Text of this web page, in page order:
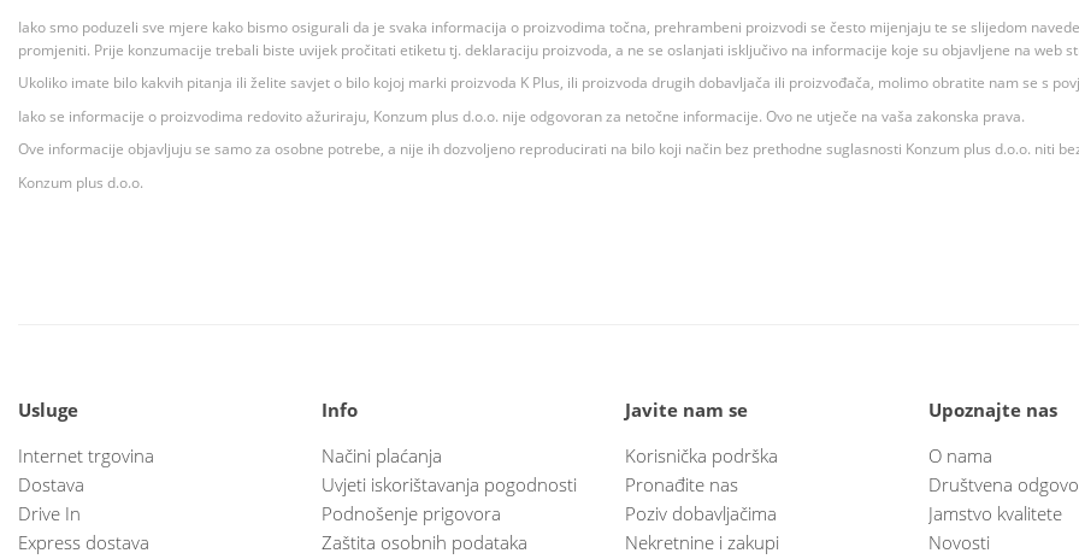
Iako smo poduzeli sve mjere kako bismo osigurali da je svaka informacija o proizvodima točna, prehrambeni proizvodi se često mijenjaju te se slijedom
promjeniti. Prije konzumacije trebali biste uvijek pročitati etiketu tj. deklaraciju proizvoda, a ne se oslanjati isključivo na informacije koje su objavljene na web
Ukoliko imate bilo kakvih pitanja ili želite savjet o bilo kojoj marki proizvoda K Plus, ili proizvoda drugih dobavljača ili proizvođača, molimo obratite nam se s
Iako se informacije o proizvodima redovito ažuriraju, Konzum plus d.o.o. nije odgovoran za netočne informacije. Ovo ne utječe na vaša zakonska prava.
Ove informacije objavljuju se samo za osobne potrebe, a nije ih dozvoljeno reproducirati na bilo koji način bez prethodne suglasnosti Konzum plus d.o.o. niti
Konzum plus d.o.o.
Usluge
Internet trgovina
Dostava
Drive In
Express dostava
Info
Načini plaćanja
Uvjeti iskorištavanja pogodnosti
Podnošenje prigovora
Zaštita osobnih podataka
Javite nam se
Korisnička podrška
Pronađite nas
Poziv dobavljačima
Nekretnine i zakupi
Upoznajte nas
O nama
Društvena
Jamstvo kvalitete
Novosti